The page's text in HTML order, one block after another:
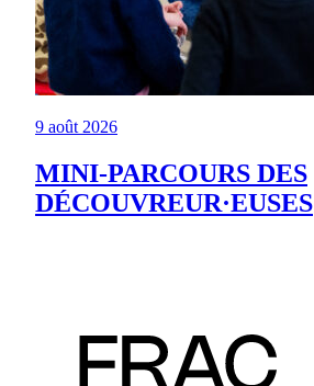
9 août 2026
MINI-PARCOURS DES
DÉCOUVREUR·EUSES